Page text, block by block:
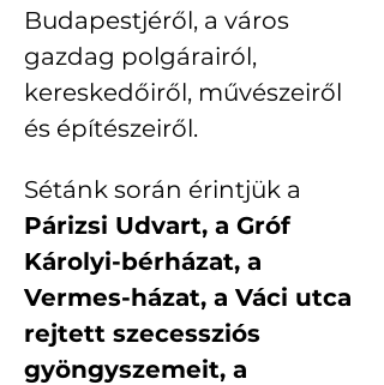
Budapestjéről, a város
gazdag polgárairól,
kereskedőiről, művészeiről
és építészeiről.
Sétánk során érintjük a
Párizsi Udvart, a Gróf
Károlyi-bérházat, a
Vermes-házat, a Váci utca
rejtett szecessziós
gyöngyszemeit, a